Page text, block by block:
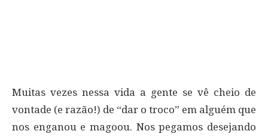
Muitas vezes nessa vida a gente se vê cheio de
vontade (e razão!) de “dar o troco” em alguém que
nos enganou e magoou. Nos pegamos desejando